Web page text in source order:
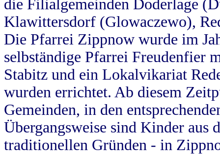
die Filialgemeinden Doderlage
Klawittersdorf (Glowaczewo),
Die Pfarrei Zippnow wurde im
selbständige Pfarrei Freudenfier
Stabitz und ein Lokalvikariat
wurden errichtet. Ab diesem
Gemeinden, in den
Übergangsweise sind Kinder aus
traditionellen Gründen - in